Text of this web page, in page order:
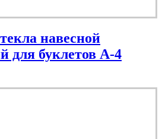
навесной
для буклетов А-4